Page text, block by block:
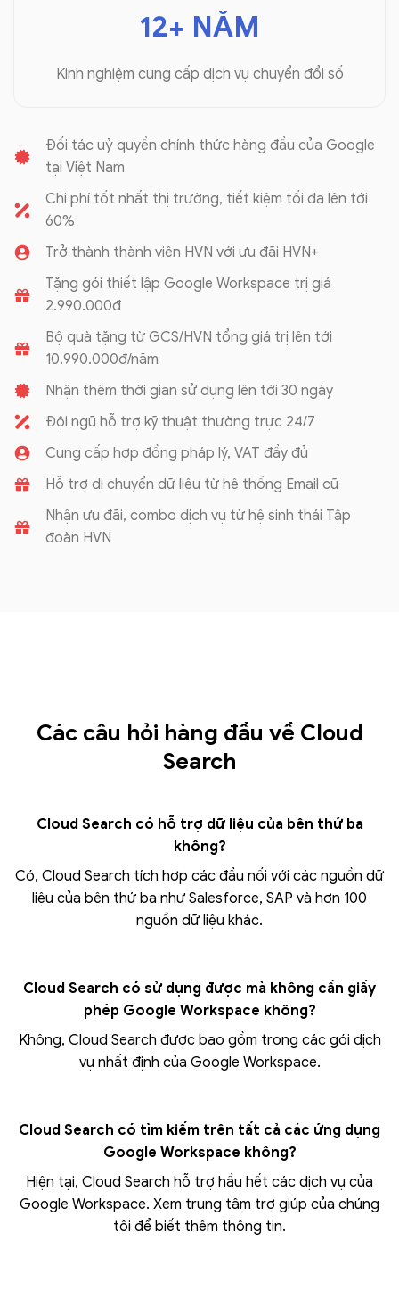
12+ NĂM
Kinh nghiệm cung cấp dịch vụ chuyển đổi số
Đối tác uỷ quyền chính thức hàng đầu của Google
tại Việt Nam
Chi phí tốt nhất thị trường, tiết kiệm tối đa lên tới
60%
Trở thành thành viên HVN với ưu đãi HVN+
Tặng gói thiết lập Google Workspace trị giá
2.990.000đ
Bộ quà tặng từ GCS/HVN tổng giá trị lên tới
10.990.000đ/năm
Nhận thêm thời gian sử dụng lên tới 30 ngày
Đội ngũ hỗ trợ kỹ thuật thường trực 24/7
Cung cấp hợp đồng pháp lý, VAT đầy đủ
Hỗ trợ di chuyển dữ liệu từ hệ thống Email cũ
Nhận ưu đãi, combo dịch vụ từ hệ sinh thái Tập
đoàn HVN
Các câu hỏi hàng đầu về Cloud
Search
Cloud Search có hỗ trợ dữ liệu của bên thứ ba
không?
Có, Cloud Search tích hợp các đầu nối với các nguồn dữ
liệu của bên thứ ba như Salesforce, SAP và hơn 100
nguồn dữ liệu khác.
Cloud Search có sử dụng được mà không cần giấy
phép Google Workspace không?
Không, Cloud Search được bao gồm trong các gói dịch
vụ nhất định của Google Workspace.
Cloud Search có tìm kiếm trên tất cả các ứng dụng
Google Workspace không?
Hiện tại, Cloud Search hỗ trợ hầu hết các dịch vụ của
Google Workspace. Xem trung tâm trợ giúp của chúng
tôi để biết thêm thông tin.